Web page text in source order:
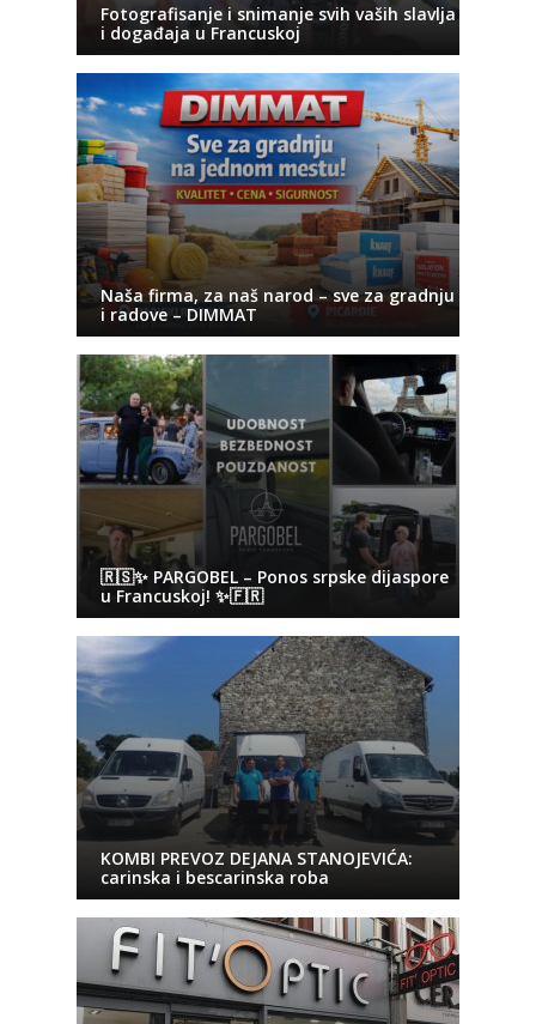
Fotografisanje i snimanje svih vaših slavlja
i događaja u Francuskoj
Naša firma, za naš narod – sve za gradnju
i radove – DIMMAT
🇷🇸✨ PARGOBEL – Ponos srpske dijaspore
u Francuskoj! ✨🇫🇷
KOMBI PREVOZ DEJANA STANOJEVIĆA:
carinska i bescarinska roba